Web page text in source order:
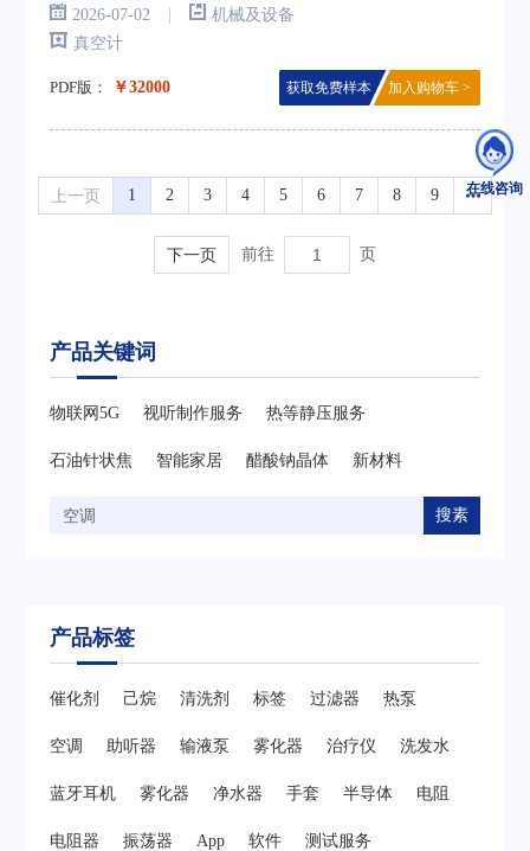
在线咨询
2026-07-02 |
机械及设备
真空计
PDF版： ￥32000 获取免费样本 加入购物车 >
上一页 1 2 3 4 5 6 7 8 9
下一页 前往 页
产品关键词
物联网5G 视听制作服务 热等静压服务
石油针状焦 智能家居 醋酸钠晶体 新材料
搜素
产品标签
催化剂 己烷 清洗剂 标签 过滤器 热泵
空调 助听器 输液泵 雾化器 治疗仪 洗发水
蓝牙耳机 雾化器 净水器 手套 半导体 电阻
电阻器 振荡器 App 软件 测试服务